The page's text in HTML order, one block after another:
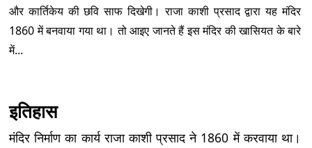
और कार्तिकेय की छवि साफ दिखेगी। राजा काशी प्रसाद द्वारा यह मंदिर
1860 में बनवाया गया था। तो आइए जानते हैं इस मंदिर की खासियत के बारे
में...
इतिहास
मंदिर निर्माण का कार्य राजा काशी प्रसाद ने 1860 में करवाया था।